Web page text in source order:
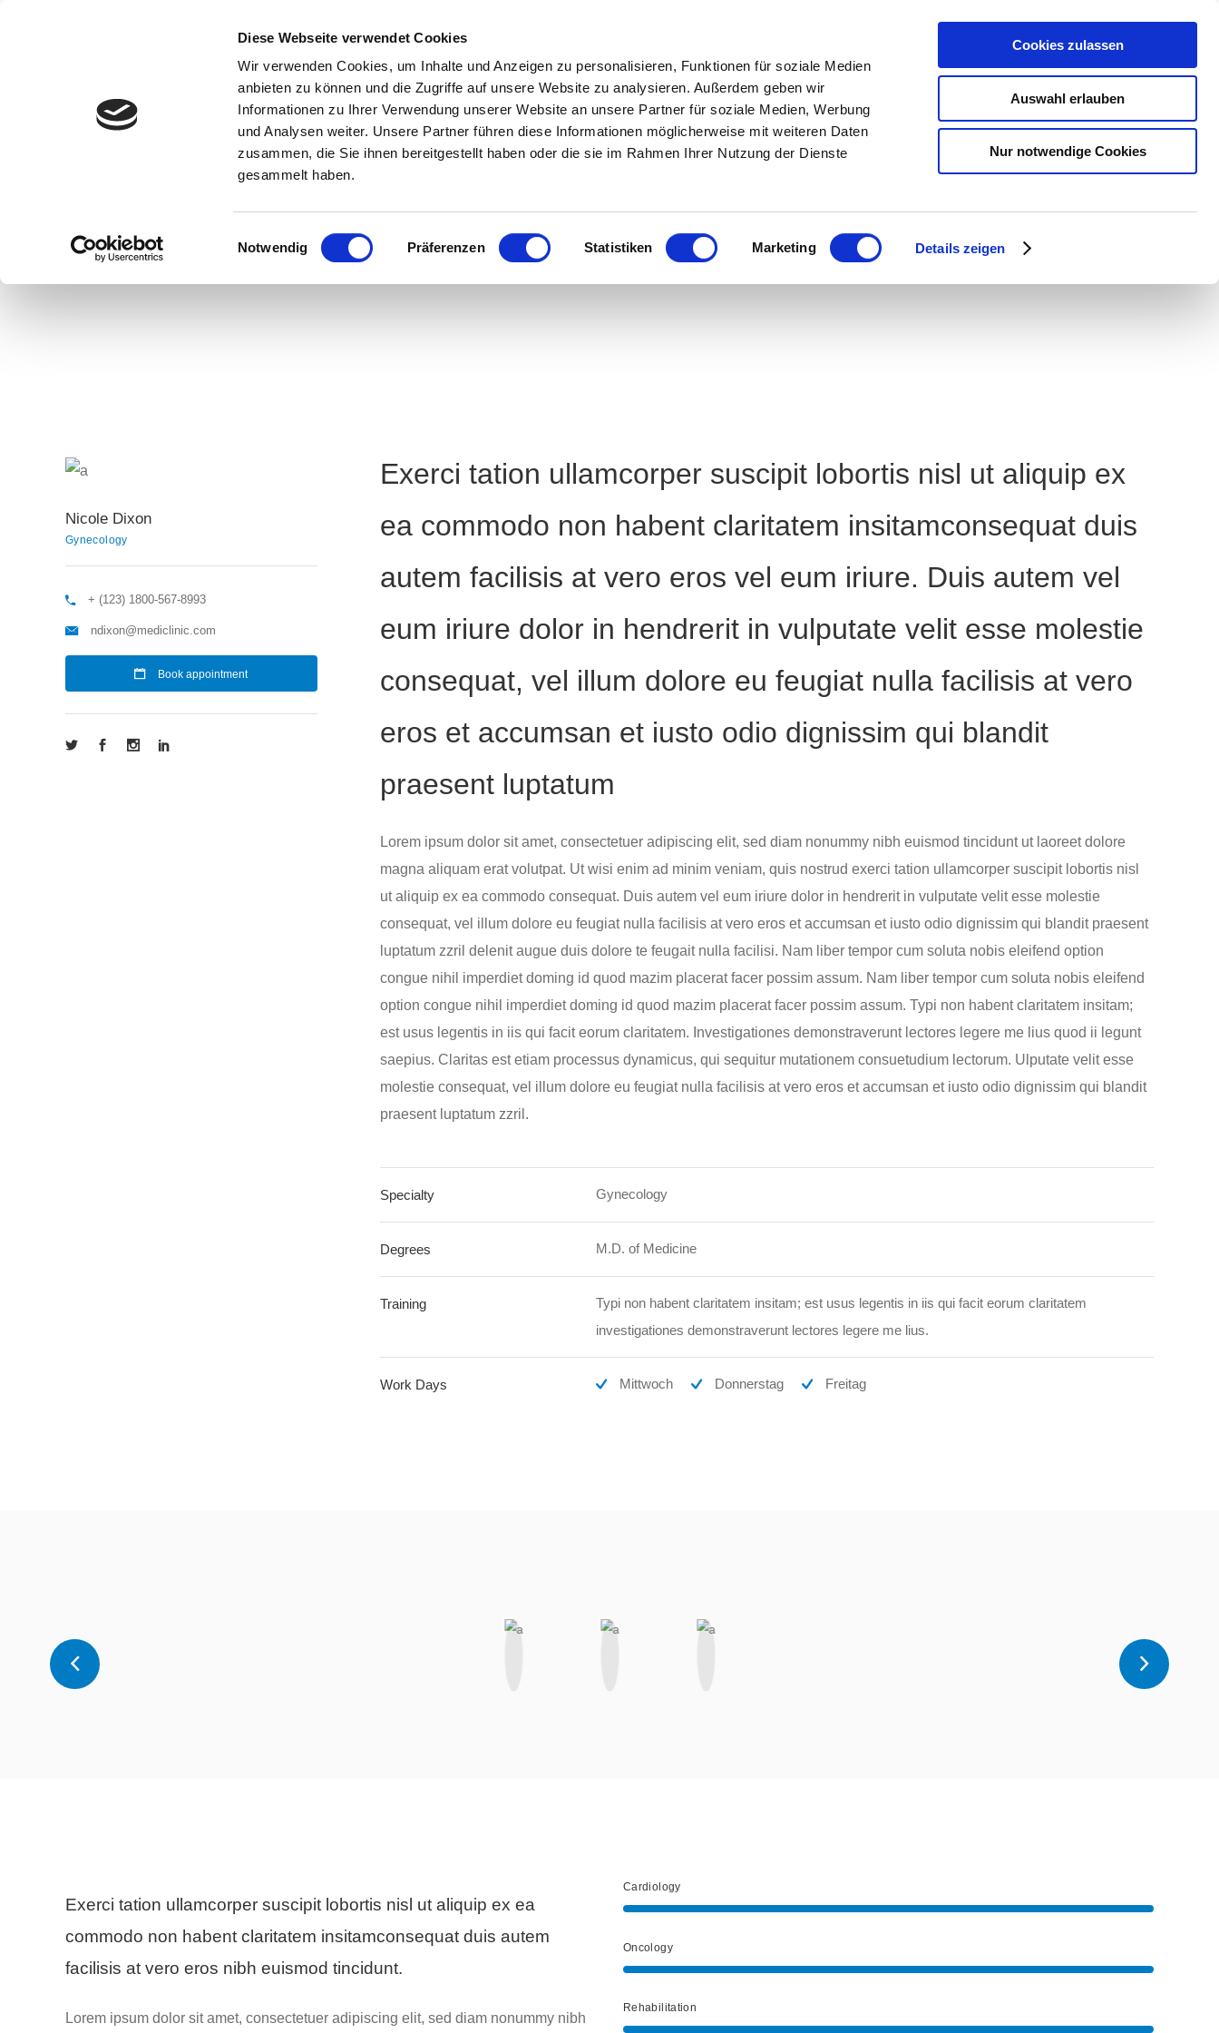
Diese Webseite verwendet Cookies
Wir verwenden Cookies, um Inhalte und Anzeigen zu personalisieren, Funktionen für soziale Medien
anbieten zu können und die Zugriffe auf unsere Website zu analysieren. Außerdem geben wir
Informationen zu Ihrer Verwendung unserer Website an unsere Partner für soziale Medien, Werbung
und Analysen weiter. Unsere Partner führen diese Informationen möglicherweise mit weiteren Daten
zusammen, die Sie ihnen bereitgestellt haben oder die sie im Rahmen Ihrer Nutzung der Dienste
gesammelt haben.
Einwilligungsauswahl
Notwendig Präferenzen Statistiken Marketing Details zeigen
Cookies zulassen
Auswahl erlauben
Nur notwendige Cookies
Emergencies
Nicole Dixon
Home Nicole Dixon
Nicole Dixon
Gynecology
+ (123) 1800-567-8993
ndixon@mediclinic.com
Book appointment
Exerci tation ullamcorper suscipit lobortis nisl ut aliquip ex
ea commodo non habent claritatem insitamconsequat duis
autem facilisis at vero eros vel eum iriure. Duis autem vel
eum iriure dolor in hendrerit in vulputate velit esse molestie
consequat, vel illum dolore eu feugiat nulla facilisis at vero
eros et accumsan et iusto odio dignissim qui blandit
praesent luptatum
Lorem ipsum dolor sit amet, consectetuer adipiscing elit, sed diam nonummy nibh euismod tincidunt ut laoreet dolore
magna aliquam erat volutpat. Ut wisi enim ad minim veniam, quis nostrud exerci tation ullamcorper suscipit lobortis nisl
ut aliquip ex ea commodo consequat. Duis autem vel eum iriure dolor in hendrerit in vulputate velit esse molestie
consequat, vel illum dolore eu feugiat nulla facilisis at vero eros et accumsan et iusto odio dignissim qui blandit praesent
luptatum zzril delenit augue duis dolore te feugait nulla facilisi. Nam liber tempor cum soluta nobis eleifend option
congue nihil imperdiet doming id quod mazim placerat facer possim assum. Nam liber tempor cum soluta nobis eleifend
option congue nihil imperdiet doming id quod mazim placerat facer possim assum. Typi non habent claritatem insitam;
est usus legentis in iis qui facit eorum claritatem. Investigationes demonstraverunt lectores legere me lius quod ii legunt
saepius. Claritas est etiam processus dynamicus, qui sequitur mutationem consuetudium lectorum. Ulputate velit esse
molestie consequat, vel illum dolore eu feugiat nulla facilisis at vero eros et accumsan et iusto odio dignissim qui blandit
praesent luptatum zzril.
Specialty Gynecology
Degrees M.D. of Medicine
Training
Typi non habent claritatem insitam; est usus legentis in iis qui facit eorum claritatem
investigationes demonstraverunt lectores legere me lius.
Work Days Mittwoch Donnerstag Freitag
Exerci tation ullamcorper suscipit lobortis nisl ut aliquip ex ea
commodo non habent claritatem insitamconsequat duis autem
facilisis at vero eros nibh euismod tincidunt.
Lorem ipsum dolor sit amet, consectetuer adipiscing elit, sed diam nonummy nibh
Cardiology
Oncology
Rehabilitation